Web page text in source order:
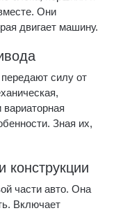
Они
двигает машину.
силу от
вариаторная
Зная их,
конструкции
части авто. Она
Включает